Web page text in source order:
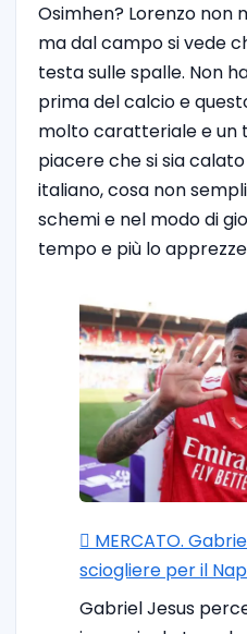
Osimhen? Lorenzo
ma dal campo si vede
testa sulle spalle. Non
prima del calcio e
molto caratteriale e un
piacere che si sia
italiano, cosa non
schemi e nel modo di
tempo e più lo
🪎 MERCATO.
sciogliere per il
Gabriel Jesus